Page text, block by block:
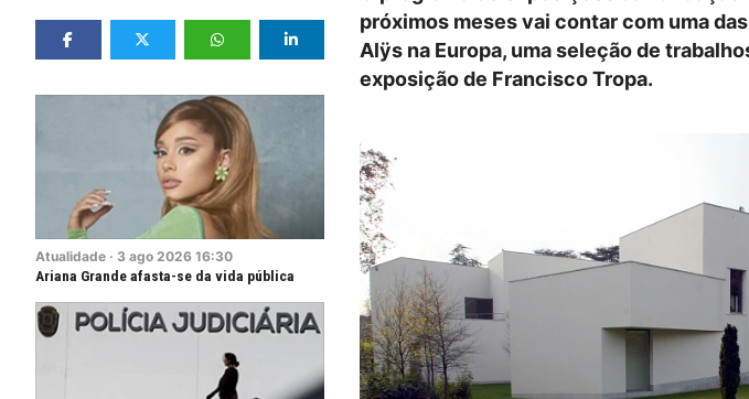
Atualidade · 3 ago 2026 16:30
Ariana Grande afasta-se da vida pública
próximos meses vai contar com uma
Alÿs na Europa, uma seleção de
exposição de Francisco Tropa.